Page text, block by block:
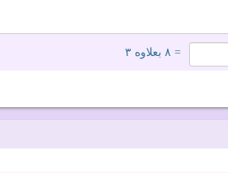
= ۸ بعلاوه ۳